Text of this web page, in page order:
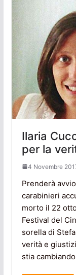
Ilaria
per la
4 Novembre
Prenderà
carabinieri
morto il 22
Festival del
sorella di
verità e
stia